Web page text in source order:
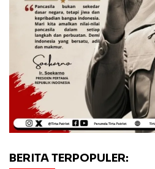
BERITA TERPOPULER: